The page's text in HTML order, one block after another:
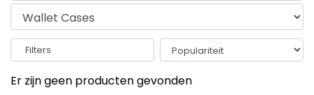
Filters
Er zijn geen producten gevonden